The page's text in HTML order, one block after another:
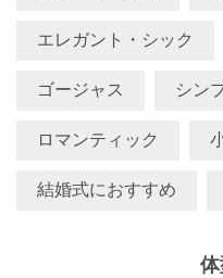
エレガント・シック
ゴージャス シン
ロマンティック
結婚式におすすめ